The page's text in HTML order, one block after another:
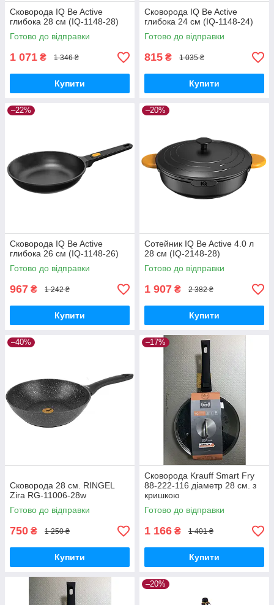
Сковорода IQ Be Active
глибока 28 см (IQ-1148-28)
Готово до відправки
1 071 ₴ 1 346 ₴
Купити
Сковорода IQ Be Active
глибока 24 см (IQ-1148-24)
Готово до відправки
815 ₴ 1 035 ₴
Купити
–22%
Сковорода IQ Be Active
глибока 26 см (IQ-1148-26)
Готово до відправки
967 ₴ 1 242 ₴
Купити
–20%
Сотейник IQ Be Active 4.0 л
28 см (IQ-2148-28)
Готово до відправки
1 907 ₴ 2 382 ₴
Купити
–40%
Сковорода 28 см. RINGEL
Zira RG-11006-28w
Готово до відправки
750 ₴ 1 250 ₴
Купити
–17%
Сковорода Krauff Smart Fry
88-222-116 діаметр 28 см. з
кришкою
Готово до відправки
1 166 ₴ 1 401 ₴
Купити
–20%